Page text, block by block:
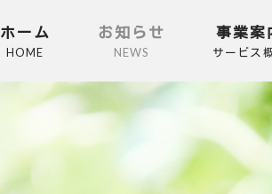
ホーム
HOME
お知らせ
NEWS
事業案
サービス
訪問看
訪問介
居宅介
施設紹